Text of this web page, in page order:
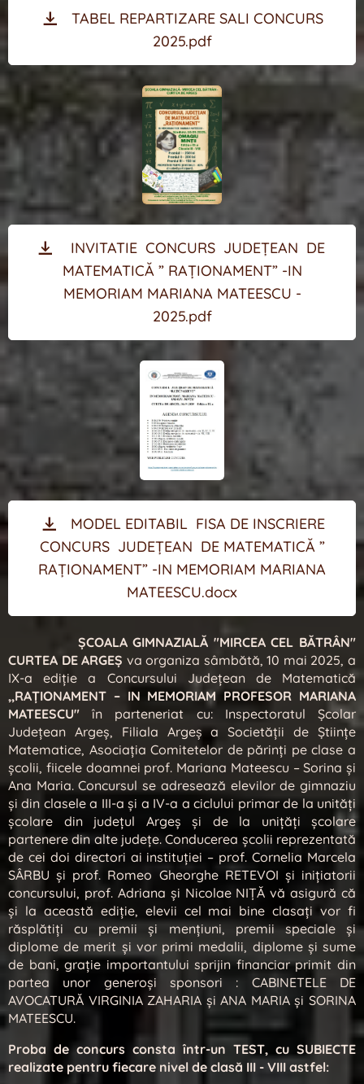
TABEL REPARTIZARE SALI CONCURS
2025.pdf
INVITATIE CONCURS JUDEȚEAN DE
MATEMATICĂ ” RAȚIONAMENT” -IN
MEMORIAM MARIANA MATEESCU -
2025.pdf
MODEL EDITABIL FISA DE INSCRIERE
CONCURS JUDEȚEAN DE MATEMATICĂ ”
RAȚIONAMENT” -IN MEMORIAM MARIANA
MATEESCU.docx
ȘCOALA GIMNAZIALĂ "MIRCEA CEL BĂTRÂN"
CURTEA DE ARGEȘ va organiza sâmbătă, 10 mai 2025, a
IX-a ediție a Concursului Judeţean de Matematică
,,RAŢIONAMENT – IN MEMORIAM PROFESOR MARIANA
MATEESCU" în parteneriat cu: Inspectoratul Școlar
Județean Argeș, Filiala Argeș a Societății de Științe
Matematice, Asociația Comitetelor de părinți pe clase a
școlii, fiicele doamnei prof. Mariana Mateescu – Sorina și
Ana Maria. Concursul se adresează elevilor de gimnaziu
și din clasele a III-a și a IV-a a ciclului primar de la unități
școlare din judeţul Argeş și de la unițăți școlare
partenere din alte județe. Conducerea școlii reprezentată
de cei doi directori ai instituției – prof. Cornelia Marcela
SÂRBU și prof. Romeo Gheorghe RETEVOI și inițiatorii
concursului, prof. Adriana și Nicolae NIȚĂ vă asigură că
și la această ediție, elevii cel mai bine clasați vor fi
răsplătiți cu premii și mențiuni, premii speciale și
diplome de merit și vor primi medalii, diplome și sume
de bani, grație importantului sprijin financiar primit din
partea unor generoși sponsori : CABINETELE DE
AVOCATURĂ VIRGINIA ZAHARIA și ANA MARIA și SORINA
MATEESCU.
Proba de concurs consta într-un TEST, cu SUBIECTE
realizate pentru fiecare nivel de clasă III - VIII astfel: